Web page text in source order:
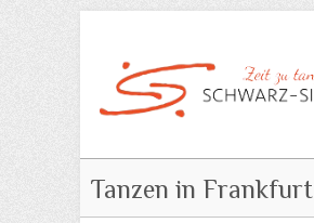
Tanzen in Frankfurt